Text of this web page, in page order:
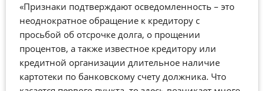
«Признаки подтверждают осведомленность – это
неоднократное обращение к кредитору с
просьбой об отсрочке долга, о прощении
процентов, а также известное кредитору или
кредитной организации длительное наличие
картотеки по банковскому счету должника. Что